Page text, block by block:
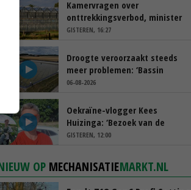
Kamervragen over
onttrekkingsverbod, minister
spreekt van ‘ondernemersrisico’
GISTEREN, 16:27
Droogte veroorzaakt steeds
meer problemen: ‘Bassin
afgelopen week al leeg’
06-08-2026
Oekraïne-vlogger Kees
Huizinga: ‘Bezoek van de
ambassade mag zelf groente
GISTEREN, 12:00
OP MECHANISATIEMARKT.NL